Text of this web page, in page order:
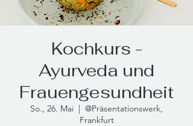
Kochkurs -
Ayurveda und
Frauengesundheit
So., 26. Mai
  |
@Präsentationswerk,
Frankfurt